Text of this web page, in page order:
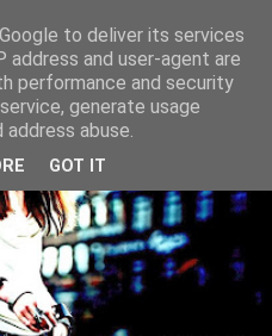
to deliver its services
address and user-agent are
performance and security
generate usage
abuse.
GOT IT